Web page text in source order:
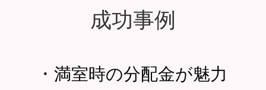
成功事例
・ 満室時の分配金が魅力